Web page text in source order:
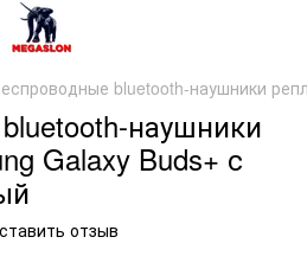
bluetooth-наушники
наушники
Galaxy Buds+ с
отзыв